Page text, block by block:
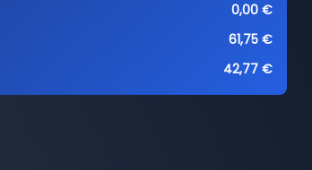
0,00 €
61,75 €
42,77 €